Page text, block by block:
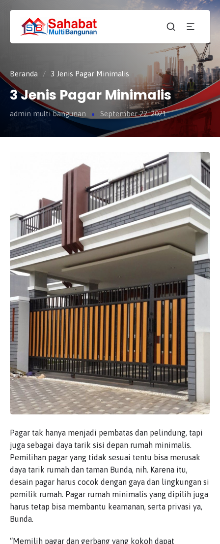
CV.
SAHABAT
MULTI
BANGUNAN
Sahabat
Pembangunan Anda
Beranda / 3 Jenis Pagar Minimalis
3 Jenis Pagar Minimalis
admin multi bangunan September 22, 2021
Pagar tak hanya menjadi pembatas dan pelindung, tapi
juga sebagai daya tarik sisi depan rumah minimalis.
Pemilihan pagar yang tidak sesuai tentu bisa merusak
daya tarik rumah dan taman Bunda, nih. Karena itu,
desain pagar harus cocok dengan gaya dan lingkungan si
pemilik rumah. Pagar rumah minimalis yang dipilih juga
harus tetap bisa membantu keamanan, serta privasi ya,
Bunda.
“Memilih pagar dan gerbang yang kokoh dapat